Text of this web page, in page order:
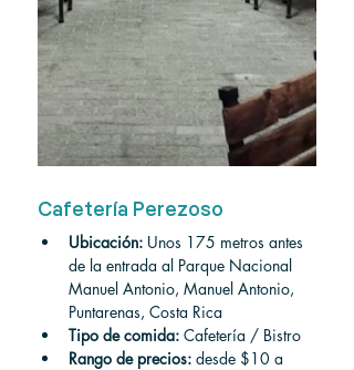
Cafetería Perezoso
Ubicación: Unos 175 metros antes
de la entrada al Parque Nacional
Manuel Antonio, Manuel Antonio,
Puntarenas, Costa Rica
Tipo de comida: Cafetería / Bistro
Rango de precios: desde $10 a